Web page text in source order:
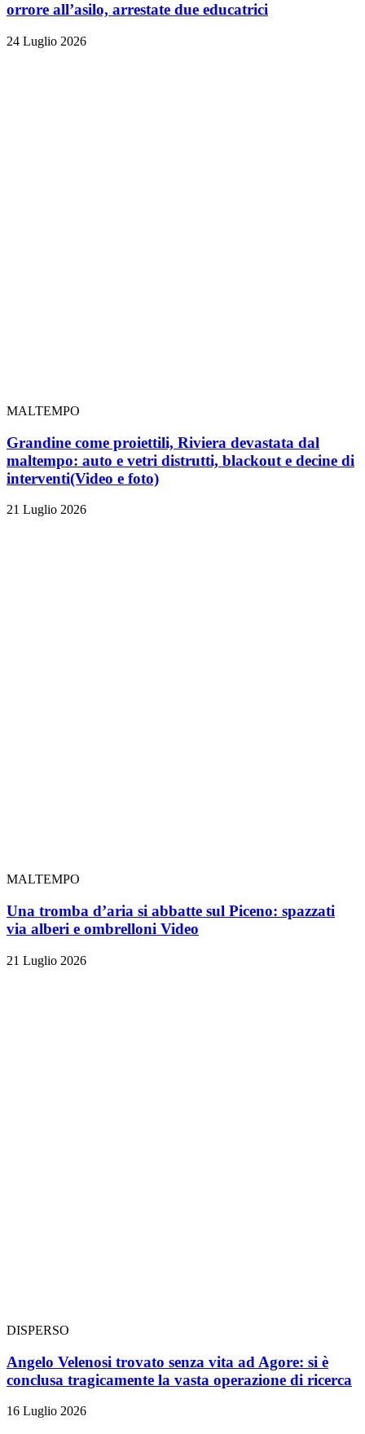
orrore all’asilo, arrestate due educatrici
24 Luglio 2026
MALTEMPO
Grandine come proiettili, Riviera devastata dal
maltempo: auto e vetri distrutti, blackout e decine di
interventi(Video e foto)
21 Luglio 2026
MALTEMPO
Una tromba d’aria si abbatte sul Piceno: spazzati
via alberi e ombrelloni Video
21 Luglio 2026
DISPERSO
Angelo Velenosi trovato senza vita ad Agore: si è
conclusa tragicamente la vasta operazione di ricerca
16 Luglio 2026